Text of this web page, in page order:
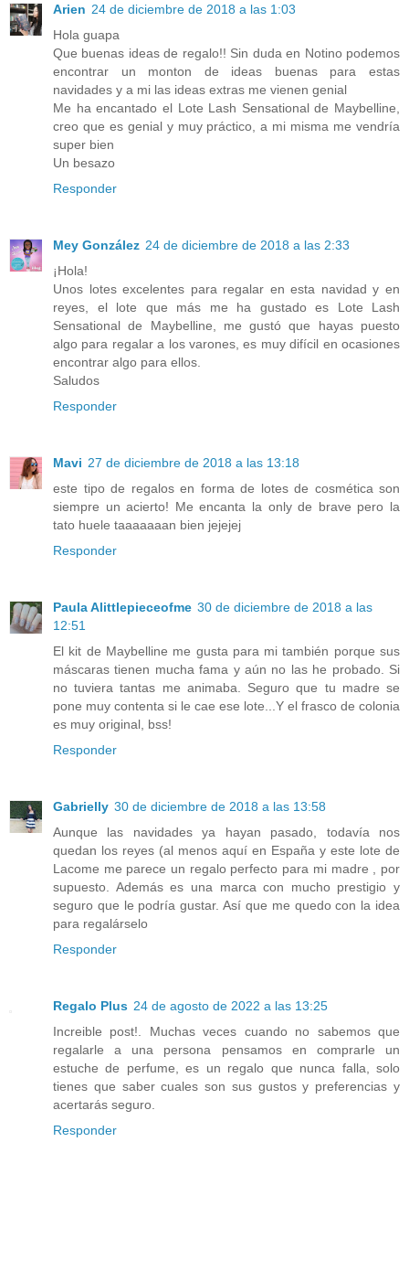
Arien 24 de diciembre de 2018 a las 1:03
Hola guapa
Que buenas ideas de regalo!! Sin duda en Notino podemos
encontrar un monton de ideas buenas para estas
navidades y a mi las ideas extras me vienen genial
Me ha encantado el Lote Lash Sensational de Maybelline,
creo que es genial y muy práctico, a mi misma me vendría
super bien
Un besazo
Responder
Mey González 24 de diciembre de 2018 a las 2:33
¡Hola!
Unos lotes excelentes para regalar en esta navidad y en
reyes, el lote que más me ha gustado es Lote Lash
Sensational de Maybelline, me gustó que hayas puesto
algo para regalar a los varones, es muy difícil en ocasiones
encontrar algo para ellos.
Saludos
Responder
Mavi 27 de diciembre de 2018 a las 13:18
este tipo de regalos en forma de lotes de cosmética son
siempre un acierto! Me encanta la only de brave pero la
tato huele taaaaaaan bien jejejej
Responder
Paula Alittlepieceofme 30 de diciembre de 2018 a las
12:51
El kit de Maybelline me gusta para mi también porque sus
máscaras tienen mucha fama y aún no las he probado. Si
no tuviera tantas me animaba. Seguro que tu madre se
pone muy contenta si le cae ese lote...Y el frasco de colonia
es muy original, bss!
Responder
Gabrielly 30 de diciembre de 2018 a las 13:58
Aunque las navidades ya hayan pasado, todavía nos
quedan los reyes (al menos aquí en España y este lote de
Lacome me parece un regalo perfecto para mi madre , por
supuesto. Además es una marca con mucho prestigio y
seguro que le podría gustar. Así que me quedo con la idea
para regalárselo
Responder
Regalo Plus 24 de agosto de 2022 a las 13:25
Increible post!. Muchas veces cuando no sabemos que
regalarle a una persona pensamos en comprarle un
estuche de perfume, es un regalo que nunca falla, solo
tienes que saber cuales son sus gustos y preferencias y
acertarás seguro.
Responder